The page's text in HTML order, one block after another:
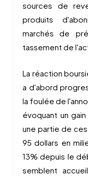
sources de
produits
marchés de
tassement de
La réaction
a d'abord
la foulée de
évoquant un
une partie de
95 dollars en
13% depuis le
semblent